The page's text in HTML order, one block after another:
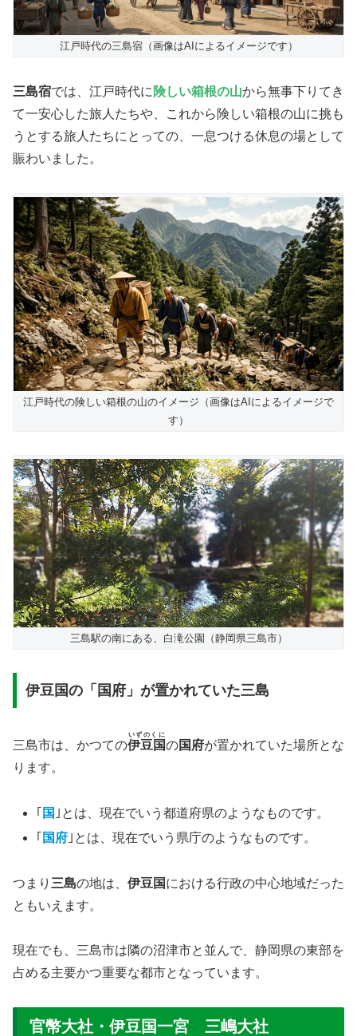
江戸時代の三島宿（画像はAIによるイメージです）
三島宿では、江戸時代に 険しい箱根の山から無事下りてき
て一安心した旅人たちや、これから険しい箱根の山に挑も
うとする旅人たちにとっての、一息つける休息の場として
賑わいました。
江戸時代の険しい箱根の山のイメージ（画像はAIによるイメージで
す）
三島駅の南にある、白滝公園（静岡県三島市）
伊豆国の「国府」が置かれていた三島
三島市は、かつての伊豆国
いずのくに
の国府が置かれていた場所とな
ります。
｢ 国 ｣とは、現在でいう都道府県のようなものです。
｢ 国府 ｣とは、現在でいう県庁のようなものです。
つまり 三島の地は、 伊豆国における行政の中心地域だった
ともいえます。
現在でも、三島市は隣の沼津市と並んで、静岡県の東部を
占める主要かつ重要な都市となっています。
官幣大社・伊豆国一宮 三嶋大社